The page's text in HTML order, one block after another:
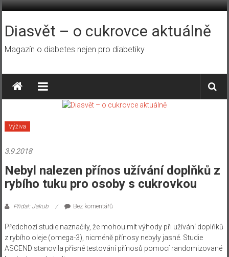
Přeskočit
obsah
Diasvět – o cukrovce aktuálně
Magazín o diabetes nejen pro diabetiky
Výživa
3.9.2018
Nebyl nalezen přínos užívání doplňků z
rybího tuku pro osoby s cukrovkou
Přidal: Jakub Bez komentářů
Předchozí studie naznačily, že mohou mít výhody při užívání doplňků
z rybího oleje (omega-3), nicméně přínosy nebyly jasné. Studie
ASCEND stanovila přísné testování přínosů pomocí randomizované